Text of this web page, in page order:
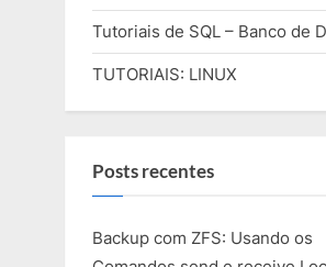
Tutoriais de SQL – Banco de
TUTORIAIS: LINUX
Posts recentes
Backup com ZFS: Usando os